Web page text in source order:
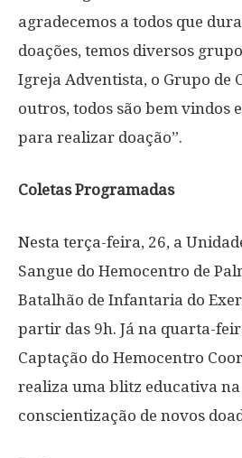
agradecemos a todos que
doações, temos diversos
Igreja Adventista, o Grupo de
outros, todos são bem vindos
para realizar doação”.
Coletas Programadas
Nesta terça-feira, 26, a
Sangue do Hemocentro de
Batalhão de Infantaria do
partir das 9h. Já na quarta-
Captação do Hemocentro
realiza uma blitz educativa na
conscientização de novos